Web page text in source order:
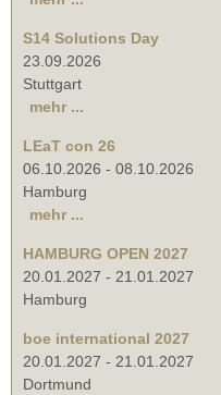
S14 Solutions Day
23.09.2026
Stuttgart
mehr ...
LEaT con 26
06.10.2026 - 08.10.2026
Hamburg
mehr ...
HAMBURG OPEN 2027
20.01.2027 - 21.01.2027
Hamburg
boe international 2027
20.01.2027 - 21.01.2027
Dortmund